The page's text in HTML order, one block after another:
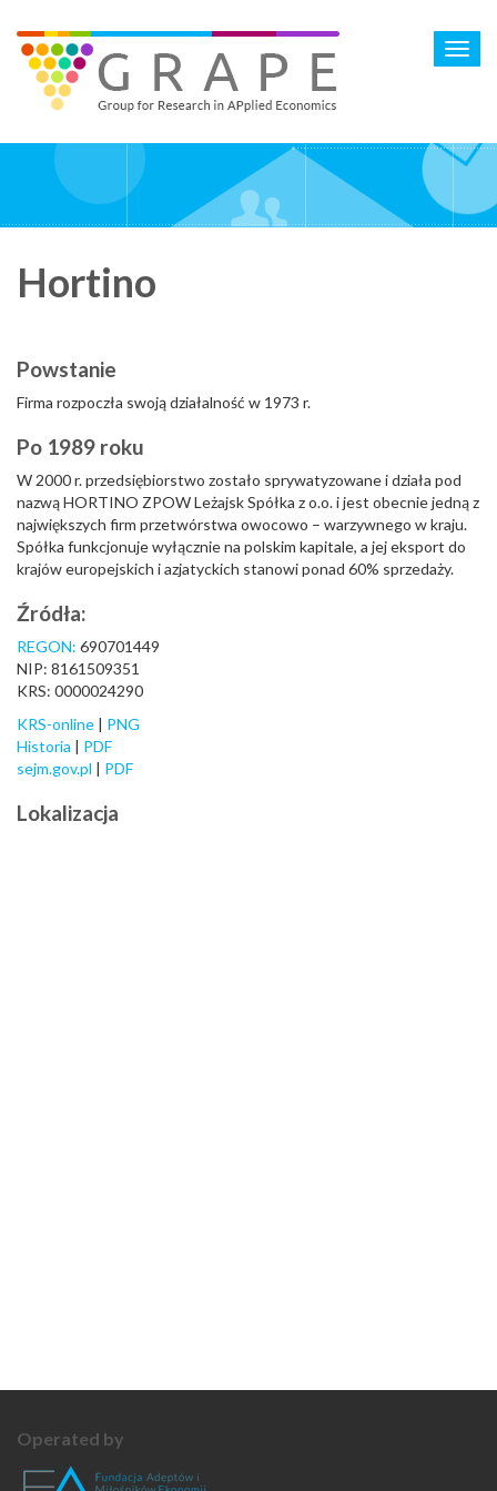
main
content
Hortino
Powstanie
Firma rozpoczła swoją działalność w 1973 r.
Po 1989 roku
W 2000 r. przedsiębiorstwo zostało sprywatyzowane i działa pod
nazwą HORTINO ZPOW Leżajsk Spółka z o.o. i jest obecnie jedną z
największych firm przetwórstwa owocowo – warzywnego w kraju.
Spółka funkcjonuje wyłącznie na polskim kapitale, a jej eksport do
krajów europejskich i azjatyckich stanowi ponad 60% sprzedaży.
Źródła:
REGON: 690701449
NIP: 8161509351
KRS: 0000024290
KRS-online | PNG
Historia | PDF
sejm.gov.pl | PDF
Lokalizacja
Operated by